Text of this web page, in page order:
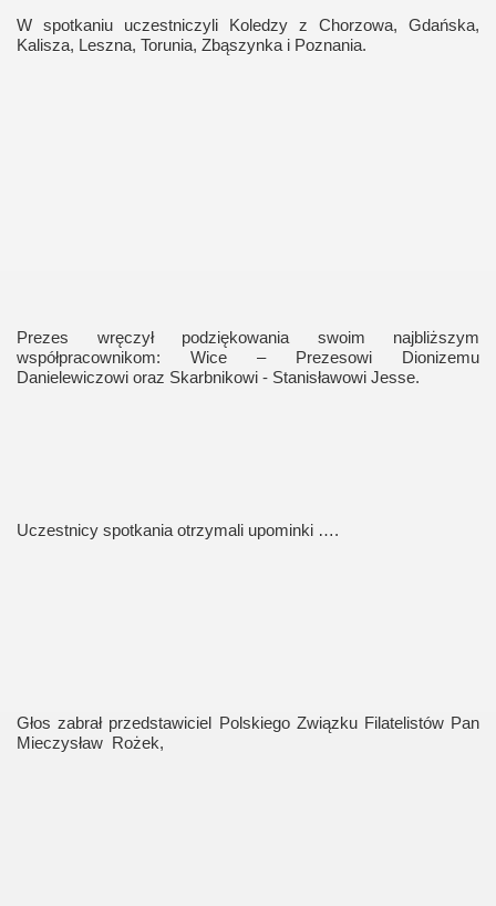
W spotkaniu uczestniczyli Koledzy z Chorzowa, Gdańska,
Kalisza, Leszna, Torunia, Zbąszynka i Poznania.
Prezes wręczył podziękowania swoim najbliższym
współpracownikom: Wice – Prezesowi Dionizemu
Danielewiczowi oraz Skarbnikowi - Stanisławowi Jesse.
Uczestnicy spotkania otrzymali upominki ….
Głos zabrał przedstawiciel Polskiego Związku Filatelistów Pan
Mieczysław
Rożek,